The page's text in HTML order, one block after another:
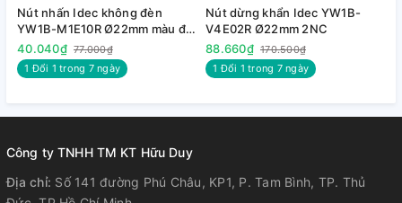
Nút nhấn Idec không đèn
YW1B-M1E10R Ø22mm màu đỏ
1NO
40.040₫ 77.000₫
1 Đổi 1 trong 7 ngày
Nút dừng khẩn Idec YW1B-
V4E02R Ø22mm 2NC
88.660₫ 170.500₫
1 Đổi 1 trong 7 ngày
Công ty TNHH TM KT Hữu Duy
Địa chỉ: Số 141 đường Phú Châu, KP1, P. Tam Bình, TP. Thủ